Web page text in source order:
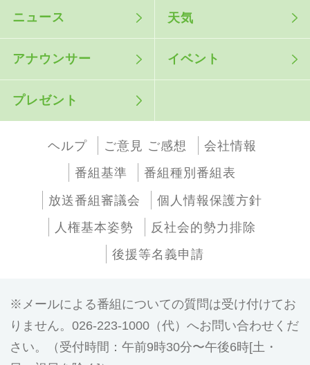
ニュース 天気
アナウンサー イベント
プレゼント
ヘルプ ご意見 ご感想
会社情報
番組基準
番組種別番組表
放送番組審議会
個人情報保護方針
人権基本姿勢
反社会的勢力排除
後援等名義申請
メールによる番組についての質問は受け付けてお
りません。026-223-1000（代）へお問い合わせくだ
さい。（受付時間：午前9時30分〜午後6時[土・